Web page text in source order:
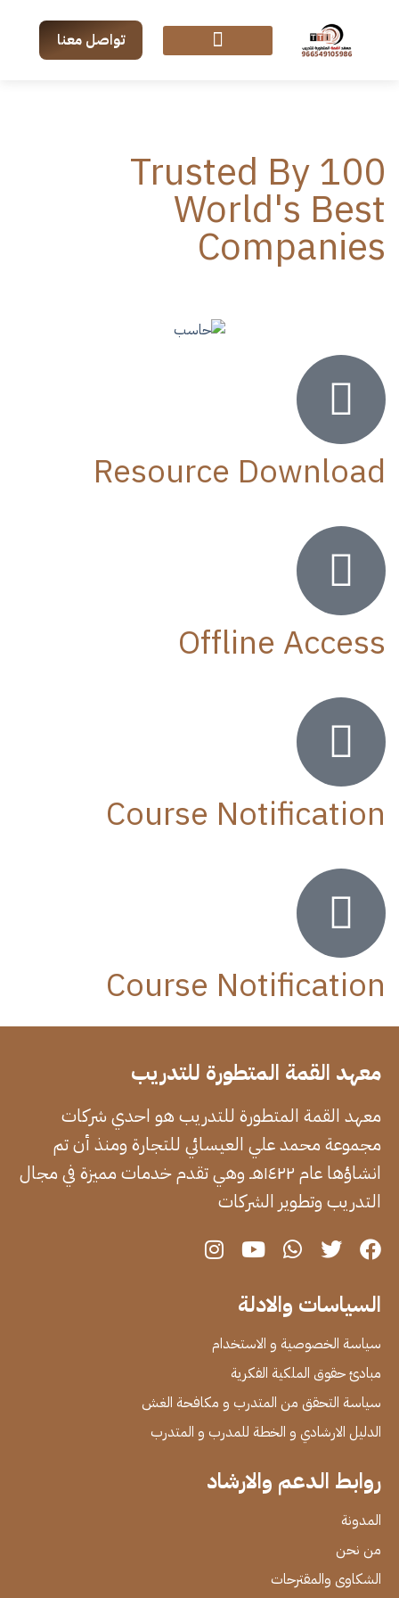
تواصل معنا
Trusted By 100
World's Best
Companies
Resource Download
Offline Access
Course Notification
Course Notification
معهد القمة المتطورة للتدريب
معهد القمة المتطورة للتدريب هو احدي شركات
مجموعة محمد علي العيسائي للتجارة ومنذ أن تم
انشاؤها عام ١٤٢٢هـ وهي تقدم خدمات مميزة في مجال
التدريب وتطوير الشركات
السياسات والادلة
سياسة الخصوصية و الاستخدام
مبادئ حقوق الملكية الفكرية
سياسة التحقق من المتدرب و مكافحة الغش
الدليل الارشادي و الخطة للمدرب و المتدرب
روابط الدعم والارشاد
المدونة
من نحن
الشكاوى والمقترحات